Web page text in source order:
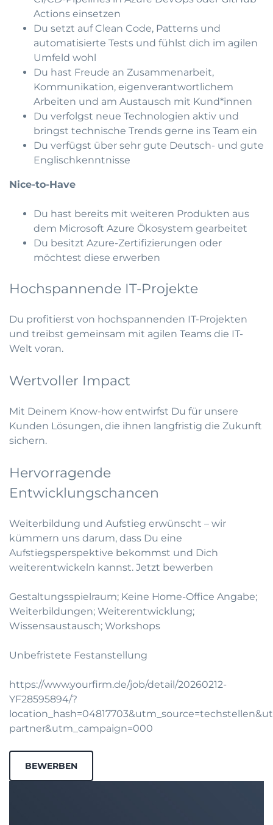
Actions einsetzen
Du setzt auf Clean Code, Patterns und
automatisierte Tests und fühlst dich im agilen
Umfeld wohl
Du hast Freude an Zusammenarbeit,
Kommunikation, eigenverantwortlichem
Arbeiten und am Austausch mit Kund*innen
Du verfolgst neue Technologien aktiv und
bringst technische Trends gerne ins Team ein
Du verfügst über sehr gute Deutsch- und gute
Englischkenntnisse
Nice-to-Have
Du hast bereits mit weiteren Produkten aus
dem Microsoft Azure Ökosystem gearbeitet
Du besitzt Azure-Zertifizierungen oder
möchtest diese erwerben
Hochspannende IT-Projekte
Du profitierst von hochspannenden IT-Projekten
und treibst gemeinsam mit agilen Teams die IT-
Welt voran.
Wertvoller Impact
Mit Deinem Know-how entwirfst Du für unsere
Kunden Lösungen, die ihnen langfristig die Zukunft
sichern.
Hervorragende
Entwicklungschancen
Weiterbildung und Aufstieg erwünscht – wir
kümmern uns darum, dass Du eine
Aufstiegsperspektive bekommst und Dich
weiterentwickeln kannst. Jetzt bewerben
Gestaltungsspielraum; Keine Home-Office Angabe;
Weiterbildungen; Weiterentwicklung;
Wissensaustausch; Workshops
Unbefristete Festanstellung
https://www.yourfirm.de/job/detail/20260212-
YF28595894/?
partner&utm_campaign=000
BEWERBEN